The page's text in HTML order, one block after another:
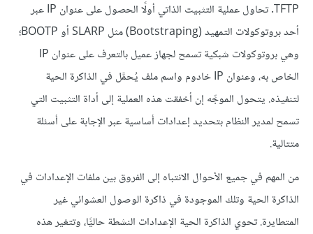
TFTP. تحاول عملية التثبيت الذاتي أولًا الحصول على عنوان IP عبر
أحد بروتوكولات التمهيد (Bootstraping) مثل SLARP أو BOOTP؛
وهي بروتوكولات شبكية تسمح لجهاز عميل بالتعرف على عنوان IP
الخاص به، وعنوان IP خادوم واسم ملف يُحمَّل في الذاكرة الحية
لتنفيذه. يتحول الموجِّه إن أخفقت هذه العملية إلى أداة التثبيت التي
تسمح لمدير النظام بتحديد إعدادات أساسية عبر الإجابة على أسئلة
متتالية.
من المهم في جميع الأحوال الانتباه إلى الفروق بين ملفات الإعدادات في
الذاكرة الحية وتلك الموجودة في ذاكرة الوصول العشوائي غير
المتطايرة. تحوي الذاكرة الحية الإعدادات النشطة حاليًّا، وتتغير هذه